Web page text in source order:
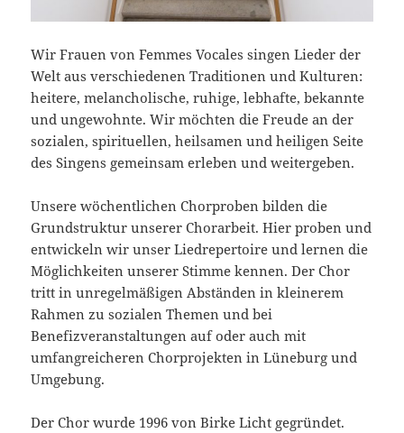
Wir Frauen von Femmes Vocales singen Lieder der
Welt aus verschiedenen Traditionen und Kulturen:
heitere, melancholische, ruhige, lebhafte, bekannte
und ungewohnte. Wir möchten die Freude an der
sozialen, spirituellen, heilsamen und heiligen Seite
des Singens gemeinsam erleben und weitergeben.
Unsere wöchentlichen Chorproben bilden die
Grundstruktur unserer Chorarbeit. Hier proben und
entwickeln wir unser Liedrepertoire und lernen die
Möglichkeiten unserer Stimme kennen. Der Chor
tritt in unregelmäßigen Abständen in kleinerem
Rahmen zu sozialen Themen und bei
Benefizveranstaltungen auf oder auch mit
umfangreicheren Chorprojekten in Lüneburg und
Umgebung.
Der Chor wurde 1996 von Birke Licht gegründet.